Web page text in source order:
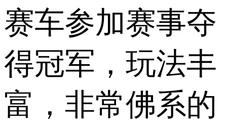
赛车参加赛事夺
得冠军，玩法丰
富，非常佛系的